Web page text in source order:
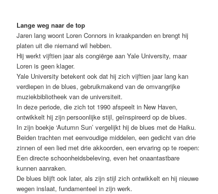
Lange weg naar de top
Jaren lang woont Loren Connors in kraakpanden en brengt hij
platen uit die niemand wil hebben.
Hij werkt vijftien jaar als congiërge aan Yale University, maar
Loren is geen klager.
Yale University betekent ook dat hij zich vijftien jaar lang kan
verdiepen in de blues, gebruikmakend van de omvangrijke
muziekbibliotheek van de universiteit.
In deze periode, die zich tot 1990 afspeelt in New Haven,
ontwikkelt hij zijn persoonlijke stijl, geïnspireerd op de blues.
In zijn boekje ‘Autumn Sun’ vergelijkt hij de blues met de Haiku.
Beiden trachten met eenvoudige middelen, een gedicht van drie
zinnen of een lied met drie akkoorden, een ervaring op te roepen:
Een directe schoonheidsbeleving, even het onaantastbare
kunnen aanraken.
De blues blijft ook later, als zijn stijl zich ontwikkelt en hij nieuwe
wegen inslaat, fundamenteel in zijn werk.